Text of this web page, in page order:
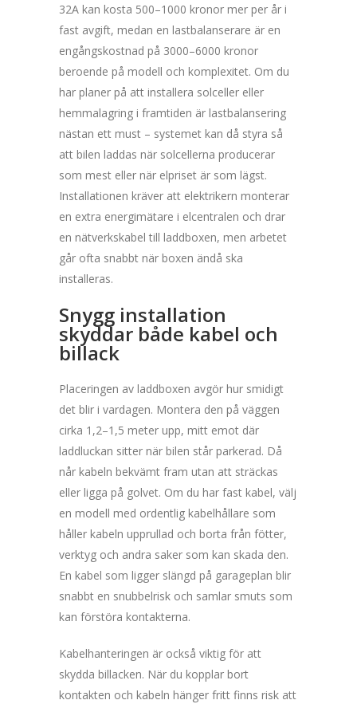
32A kan kosta 500–1000 kronor mer per år i
fast avgift, medan en lastbalanserare är en
engångskostnad på 3000–6000 kronor
beroende på modell och komplexitet. Om du
har planer på att installera solceller eller
hemmalagring i framtiden är lastbalansering
nästan ett must – systemet kan då styra så
att bilen laddas när solcellerna producerar
som mest eller när elpriset är som lägst.
Installationen kräver att elektrikern monterar
en extra energimätare i elcentralen och drar
en nätverkskabel till laddboxen, men arbetet
går ofta snabbt när boxen ändå ska
installeras.
Snygg installation
skyddar både kabel och
billack
Placeringen av laddboxen avgör hur smidigt
det blir i vardagen. Montera den på väggen
cirka 1,2–1,5 meter upp, mitt emot där
laddluckan sitter när bilen står parkerad. Då
når kabeln bekvämt fram utan att sträckas
eller ligga på golvet. Om du har fast kabel, välj
en modell med ordentlig kabelhållare som
håller kabeln upprullad och borta från fötter,
verktyg och andra saker som kan skada den.
En kabel som ligger slängd på garageplan blir
snabbt en snubbelrisk och samlar smuts som
kan förstöra kontakterna.
Kabelhanteringen är också viktig för att
skydda billacken. När du kopplar bort
kontakten och kabeln hänger fritt finns risk att